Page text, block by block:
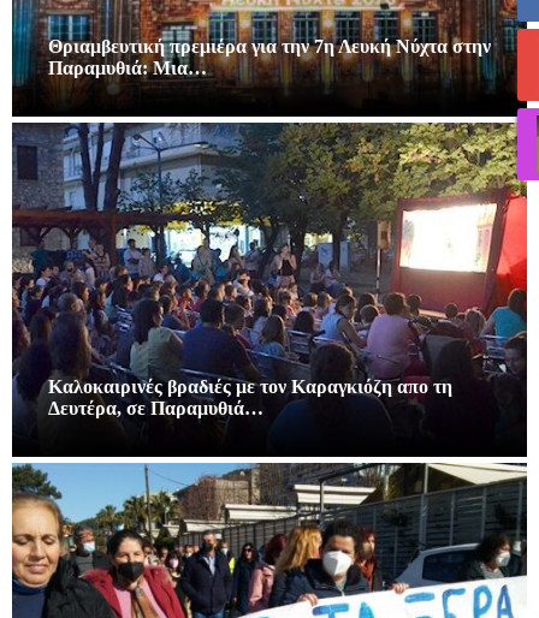
Θριαμβευτική πρεμιέρα για την 7η Λευκή Νύχτα στην
Παραμυθιά: Μια…
Καλοκαιρινές βραδιές με τον Καραγκιόζη απο τη
Δευτέρα, σε Παραμυθιά…